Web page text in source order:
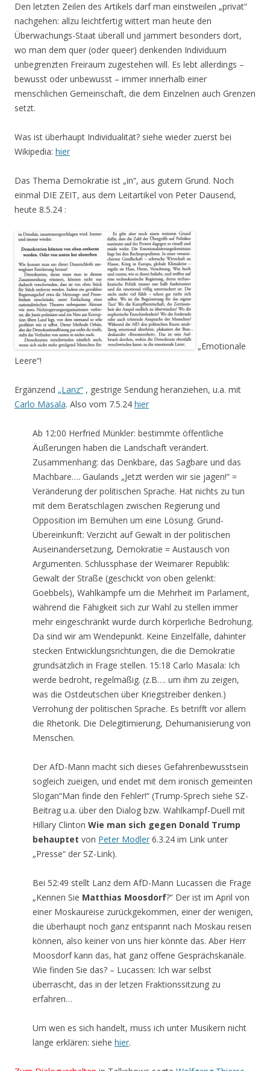
Den letzten Zeilen des Artikels darf man einstweilen „privat“
nachgehen: allzu leichtfertig wittert man heute den
Überwachungs-Staat überall und jammert besonders dort,
wo man dem quer (oder queer) denkenden Individuum
unbegrenzten Freiraum zugestehen will. Es lebt allerdings –
bewusst oder unbewusst – immer innerhalb einer
menschlichen Gemeinschaft, die dem Einzelnen auch Grenzen
setzt.
Was ist überhaupt Individualität? siehe wieder zuerst bei
Wikipedia: hier
Das Thema Demokratie ist „in“, aus gutem Grund. Noch
einmal DIE ZEIT, aus dem Leitartikel von Peter Dausend,
heute 8.5.24 :
„Emotionale
Leere“!
Ergänzend „Lanz“ , gestrige Sendung heranziehen, u.a. mit
Carlo Masala. Also vom 7.5.24 hier
Ab 12:00 Herfried Münkler: bestimmte öffentliche
Äußerungen haben die Landschaft verändert.
Zusammenhang: das Denkbare, das Sagbare und das
Machbare…. Gaulands „Jetzt werden wir sie jagen!“ =
Veränderung der politischen Sprache. Hat nichts zu tun
mit dem Beratschlagen zwischen Regierung und
Opposition im Bemühen um eine Lösung. Grund-
Übereinkunft: Verzicht auf Gewalt in der politischen
Auseinandersetzung, Demokratie = Austausch von
Argumenten. Schlussphase der Weimarer Republik:
Gewalt der Straße (geschickt von oben gelenkt:
Goebbels), Wahlkämpfe um die Mehrheit im Parlament,
während die Fähigkeit sich zur Wahl zu stellen immer
mehr eingeschränkt wurde durch körperliche Bedrohung.
Da sind wir am Wendepunkt. Keine Einzelfälle, dahinter
stecken Entwicklungsrichtungen, die die Demokratie
grundsätzlich in Frage stellen. 15:18 Carlo Masala: Ich
werde bedroht, regelmäßig. (z.B…. um ihm zu zeigen,
was die Ostdeutschen über Kriegstreiber denken.)
Verrohung der politischen Sprache. Es betrifft vor allem
die Rhetorik. Die Delegitimierung, Dehumanisierung von
Menschen.
Der AfD-Mann macht sich dieses Gefahrenbewusstsein
sogleich zueigen, und endet mit dem ironisch gemeinten
Slogan“Man finde den Fehler!“ (Trump-Sprech siehe SZ-
Beitrag u.a. über den Dialog bzw. Wahlkampf-Duell mit
Hillary Clinton Wie man sich gegen Donald Trump
behauptet von Peter Modler 6.3.24 im Link unter
„Presse“ der SZ-Link).
Bei 52:49 stellt Lanz dem AfD-Mann Lucassen die Frage
„Kennen Sie Matthias Moosdorf?“ Der ist im April von
einer Moskaureise zurückgekommen, einer der wenigen,
die überhaupt noch ganz entspannt nach Moskau reisen
können, also keiner von uns hier könnte das. Aber Herr
Moosdorf kann das, hat ganz offene Gesprächskanäle.
Wie finden Sie das? – Lucassen: Ich war selbst
überrascht, das in der letzen Fraktionssitzung zu
erfahren…
Um wen es sich handelt, muss ich unter Musikern nicht
lange erklären: siehe hier.